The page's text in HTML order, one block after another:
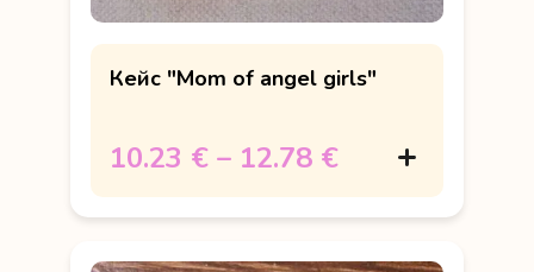
Кейс "Mom of angel girls"
10.23 € – 12.78 €